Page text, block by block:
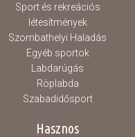
Sport és rekreációs
létesítmények
Szombathelyi Haladás
Egyéb sportok
Labdarúgás
Röplabda
Szabadidősport
Hasznos